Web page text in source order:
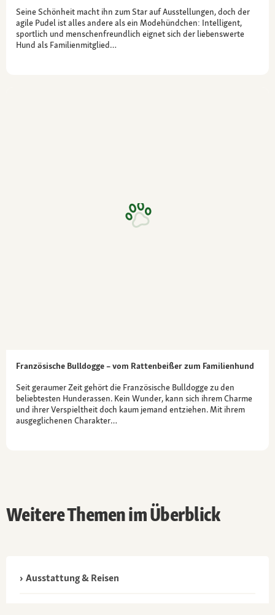
Seine Schönheit macht ihn zum Star auf Ausstellungen, doch der
agile Pudel ist alles andere als ein Modehündchen: Intelligent,
sportlich und menschenfreundlich eignet sich der liebenswerte
Hund als Familienmitglied…
Französische Bulldogge – vom Rattenbeißer zum Familienhund
Seit geraumer Zeit gehört die Französische Bulldogge zu den
beliebtesten Hunderassen. Kein Wunder, kann sich ihrem Charme
und ihrer Verspieltheit doch kaum jemand entziehen. Mit ihrem
ausgeglichenen Charakter…
Weitere Themen im Überblick
Ausstattung & Reisen